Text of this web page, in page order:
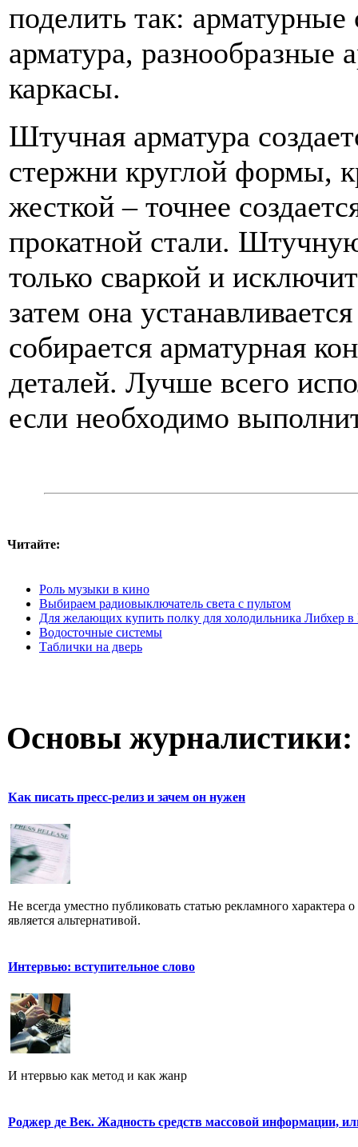
поделить так: арматурные
арматура, разнообразные
каркасы.
Штучная арматура
стержни круглой формы,
жесткой – точнее
прокатной стали.
только сваркой и
затем она
собирается арматурная
деталей. Лучше всего
если необходимо
Читайте:
Роль музыки в кино
Выбираем радиовыключатель света с пультом
Для желающих купить полку для холодильника Либхер в
Водосточные системы
Таблички на дверь
Основы журналистики:
Как писать пресс-релиз и зачем он нужен
Не всегда уместно публиковать статью рекламного
является альтернативой.
Интервью: вступительное слово
И нтервью как метод и как жанр
Роджер де Век. Жадность средств массовой информации,